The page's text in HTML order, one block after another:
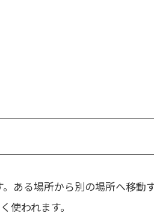
ある場所から別の場所へ移動
使われます。